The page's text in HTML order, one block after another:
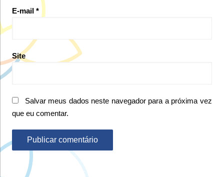
E-mail *
Site
Salvar meus dados neste navegador para a próxima vez
que eu comentar.